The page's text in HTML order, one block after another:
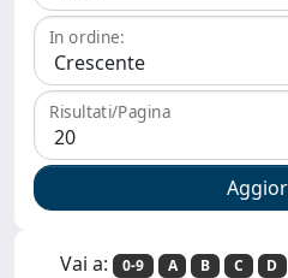
In ordine:
Risultati/Pagina
Vai a: 0-9 A B C D